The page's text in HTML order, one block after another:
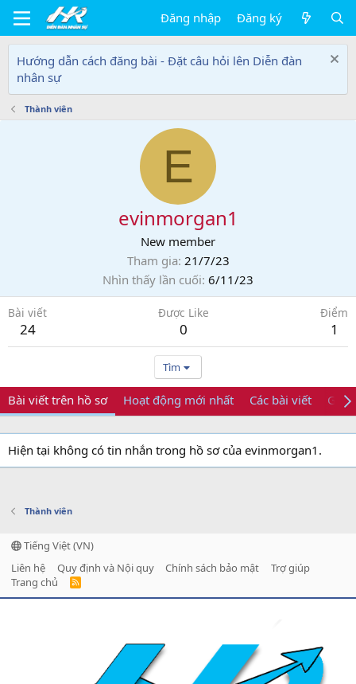
Đăng nhập Đăng ký
Hướng dẫn cách đăng bài - Đặt câu hỏi lên Diễn đàn
nhân sự
Thành viên
E
evinmorgan1
New member
Tham gia 21/7/23
Nhìn thấy lần cuối 6/11/23
Bài viết
24
Được Like
0
Điểm
1
Tìm
Bài viết trên hồ sơ Hoạt động mới nhất Các bài viết Giới
Hiện tại không có tin nhắn trong hồ sơ của evinmorgan1.
Thành viên
Tiếng Việt (VN)
Liên hệ
Quy định và Nội quy Chính sách bảo mật
Trợ giúp
Trang chủ
R